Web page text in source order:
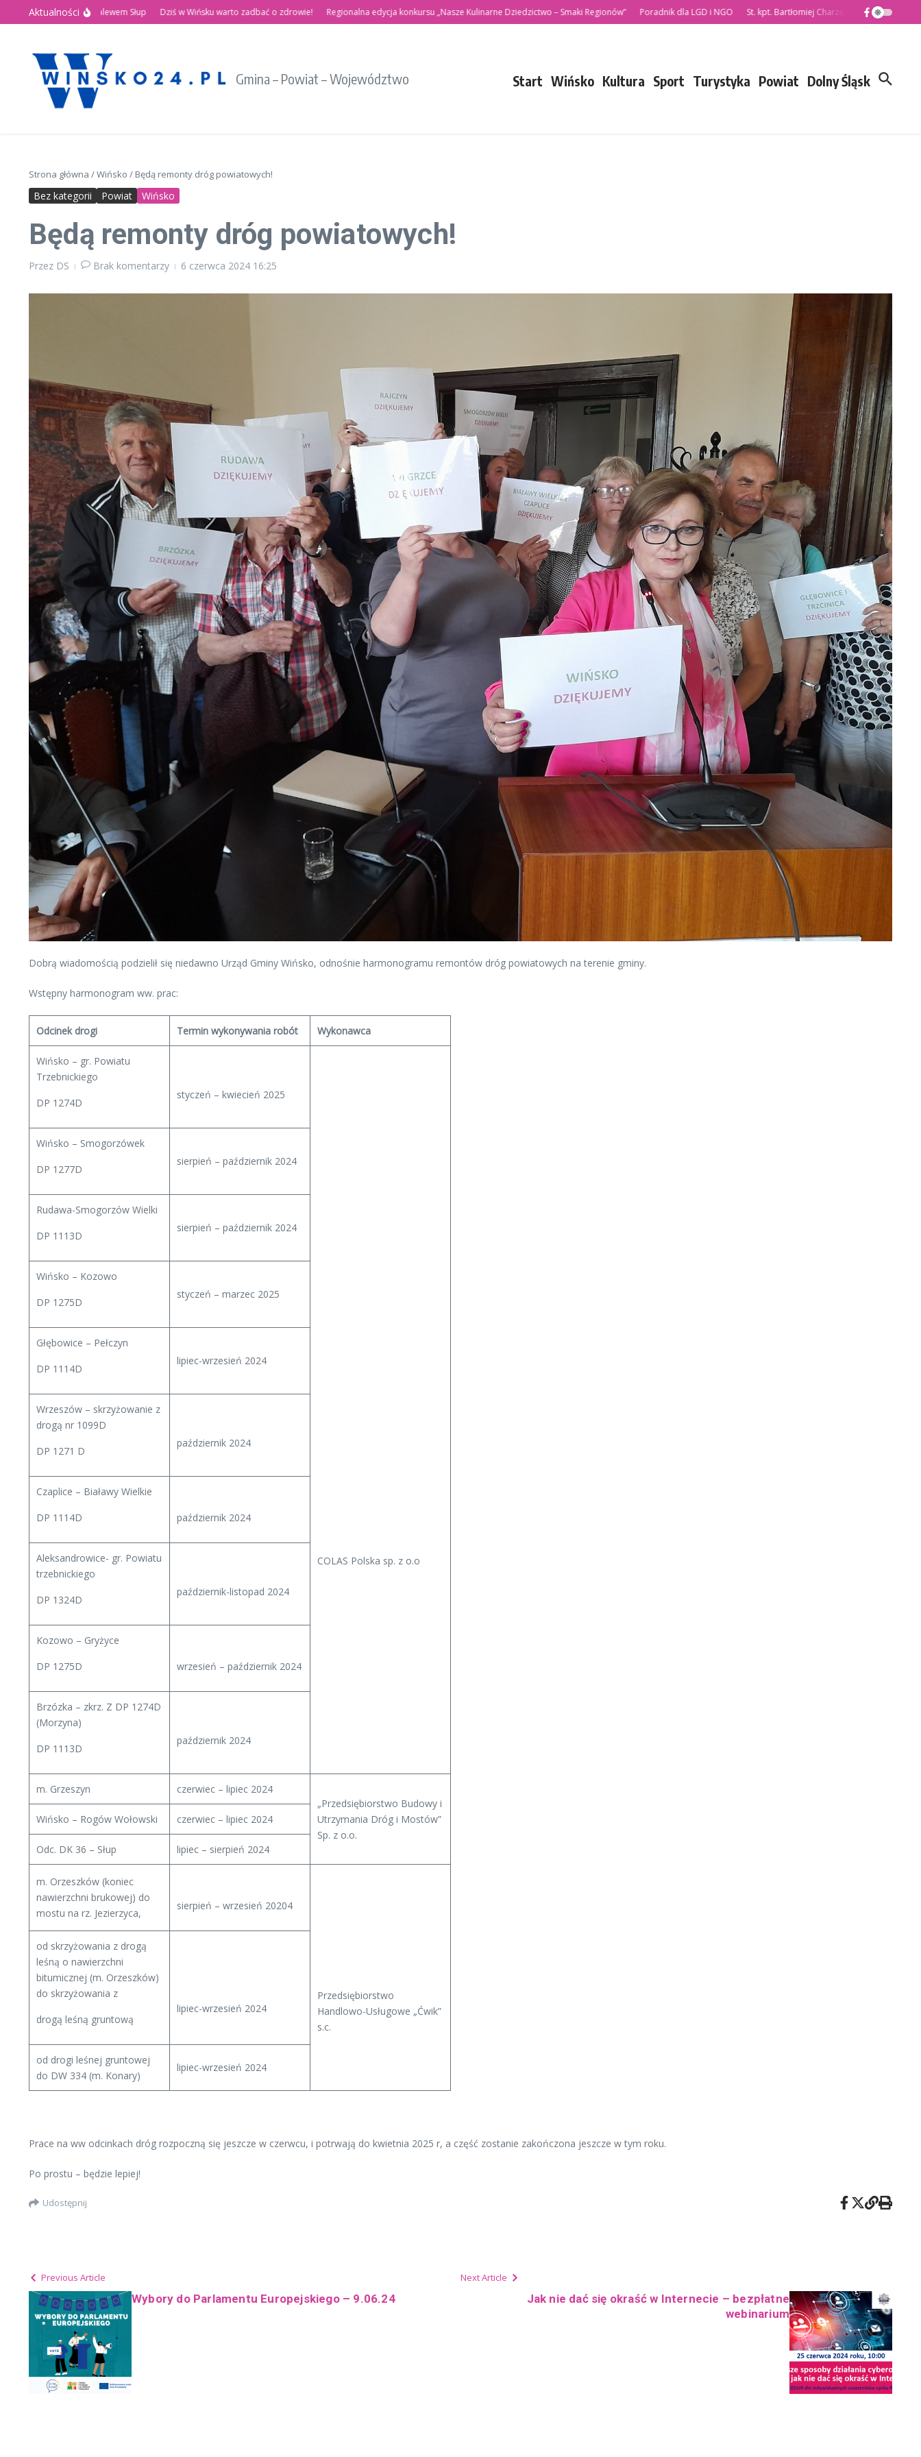
Przejdź do treści
Aktualności
Święto nad Zalewem Słup Dziś w Wińsku warto zadbać o zdrowie! Regionalna edycja konkursu „Nasze Kulinarne Dziedzictwo – Smaki Regionów” Poradnik dla LGD i NGO St. kpt. Bartłomiej Charzewski nowym
Gmina – Powiat – Województwo Start Wińsko Kultura Sport Turystyka Powiat Dolny Śląsk
Strona główna /Wińsko / Będą remonty dróg powiatowych!
Bez kategorii Powiat Wińsko
Będą remonty dróg powiatowych!
Przez DS Brak komentarzy 6 czerwca 2024 16:25
Dobrą wiadomością podzielił się niedawno Urząd Gminy Wińsko, odnośnie harmonogramu remontów dróg powiatowych na terenie gminy.
Wstępny harmonogram ww. prac:
Odcinek drogi Termin wykonywania robót Wykonawca
Wińsko – gr. Powiatu
Trzebnickiego
DP 1274D
styczeń – kwiecień 2025
COLAS Polska sp. z o.o
Wińsko – Smogorzówek
DP 1277D
sierpień – październik 2024
Rudawa-Smogorzów Wielki
DP 1113D
sierpień – październik 2024
Wińsko – Kozowo
DP 1275D
styczeń – marzec 2025
Głębowice – Pełczyn
DP 1114D
lipiec-wrzesień 2024
Wrzeszów – skrzyżowanie z
drogą nr 1099D
DP 1271 D
październik 2024
Czaplice – Białawy Wielkie
DP 1114D
październik 2024
Aleksandrowice- gr. Powiatu
trzebnickiego
DP 1324D
październik-listopad 2024
Kozowo – Gryżyce
DP 1275D
wrzesień – październik 2024
Brzózka – zkrz. Z DP 1274D
(Morzyna)
DP 1113D
październik 2024
m. Grzeszyn
czerwiec – lipiec 2024
„Przedsiębiorstwo Budowy i
Utrzymania Dróg i Mostów”
Sp. z o.o.
Wińsko – Rogów Wołowski czerwiec – lipiec 2024
Odc. DK 36 – Słup lipiec – sierpień 2024
m. Orzeszków (koniec
nawierzchni brukowej) do
mostu na rz. Jezierzyca,
sierpień – wrzesień 20204
Przedsiębiorstwo
Handlowo-Usługowe „Ćwik”
s.c.
od skrzyżowania z drogą
leśną o nawierzchni
bitumicznej (m. Orzeszków)
do skrzyżowania z
drogą leśną gruntową
lipiec-wrzesień 2024
od drogi leśnej gruntowej
do DW 334 (m. Konary)
lipiec-wrzesień 2024
Prace na ww odcinkach dróg rozpoczną się jeszcze w czerwcu, i potrwają do kwietnia 2025 r, a część zostanie zakończona jeszcze w tym roku.
Po prostu – będzie lepiej!
Udostępnij
Previous Article
Wybory do Parlamentu Europejskiego – 9.06.24
Next Article
Jak nie dać się okraść w Internecie – bezpłatne
webinarium